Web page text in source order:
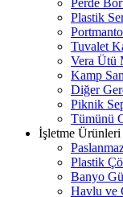
Perde
Plastik
Tuvalet
Vera Ütü
Kamp
Diğer
Piknik
Tümünü
İşletme Ürünleri
Plastik
Banyo
Havlu ve